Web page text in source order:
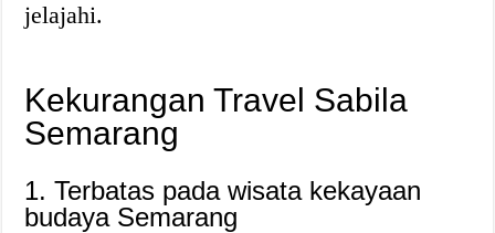
jelajahi.
Kekurangan Travel Sabila
Semarang
1. Terbatas pada wisata kekayaan
budaya Semarang